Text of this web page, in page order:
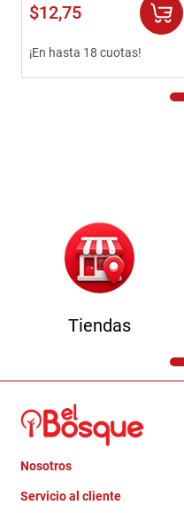
$12,75
¡En hasta 18 cuotas!
Tiendas
Nosotros
Quienes somos
Servicio al cliente